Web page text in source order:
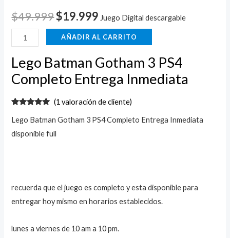
$49.999$19.999 Juego Digital descargable
AÑADIR AL CARRITO
Lego Batman Gotham 3 PS4
Completo Entrega Inmediata
con5.00de
avaloración
(1 valoración de cliente)
Lego Batman Gotham 3 PS4 Completo Entrega Inmediata
disponible full
recuerda que el juego es completo y esta disponible para
entregar hoy mismo en horarios establecidos.
lunes a viernes de 10 am a 10 pm.